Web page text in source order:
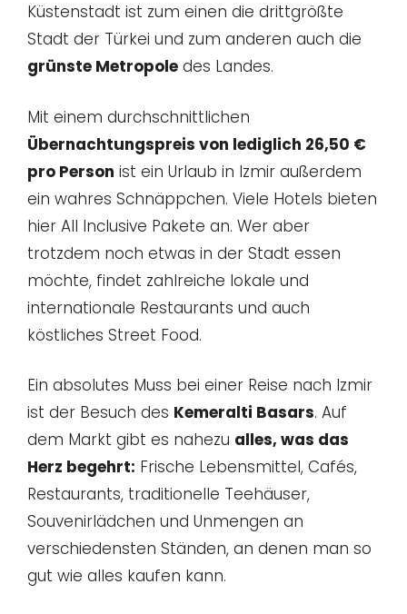
Küstenstadt ist zum einen die drittgrößte
Stadt der Türkei und zum anderen auch die
grünste Metropole des Landes.
Mit einem durchschnittlichen
Übernachtungspreis von lediglich 26,50 €
pro Person ist ein Urlaub in Izmir außerdem
ein wahres Schnäppchen. Viele Hotels bieten
hier All Inclusive Pakete an. Wer aber
trotzdem noch etwas in der Stadt essen
möchte, findet zahlreiche lokale und
internationale Restaurants und auch
köstliches Street Food.
Ein absolutes Muss bei einer Reise nach Izmir
ist der Besuch des Kemeralti Basars. Auf
dem Markt gibt es nahezu alles, was das
Herz begehrt: Frische Lebensmittel, Cafés,
Restaurants, traditionelle Teehäuser,
Souvenirlädchen und Unmengen an
verschiedensten Ständen, an denen man so
gut wie alles kaufen kann.